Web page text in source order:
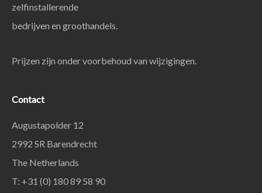
zelfinstallerende
bedrijven en groothandels.
Prijzen zijn onder voorbehoud van wijzigingen.
Contact
Augustapolder 12
2992 SR Barendrecht
The Netherlands
T: +31 (0) 180 89 58 90